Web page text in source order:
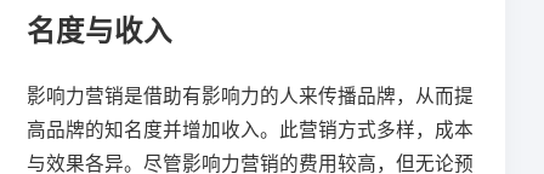
名度与收入
影响力营销是借助有影响力的人来传播品牌，从而提
高品牌的知名度并增加收入。此营销方式多样，成本
与效果各异。尽管影响力营销的费用较高，但无论预